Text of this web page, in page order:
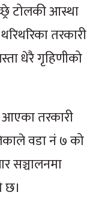
टोलकी आस्था
तरकारी
धेरै गृहिणीको
तरकारी
वडा नं ७ को
सञ्चालनमा
छ।